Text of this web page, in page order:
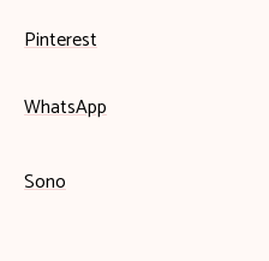
Pinterest
WhatsApp
Sono